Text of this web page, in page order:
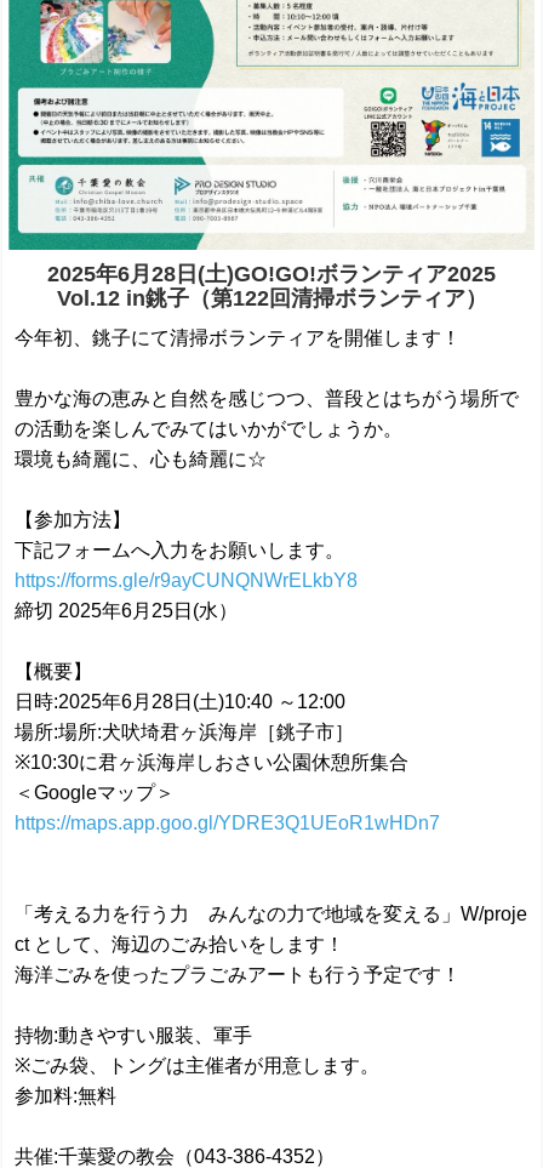
2025年6月28日(土)GO!GO!ボランティア2025
Vol.12 in銚子（第122回清掃ボランティア）
今年初、銚子にて清掃ボランティアを開催します！
豊かな海の恵みと自然を感じつつ、普段とはちがう場所で
の活動を楽しんでみてはいかがでしょうか。
環境も綺麗に、心も綺麗に☆
【参加方法】
下記フォームへ入力をお願いします。
https://forms.gle/r9ayCUNQNWrELkbY8
締切 2025年6月25日(水）
【概要】
日時:2025年6月28日(土)10:40 ～12:00
場所:場所:犬吠埼君ヶ浜海岸［銚子市］
※10:30に君ヶ浜海岸しおさい公園休憩所集合
＜Googleマップ＞
https://maps.app.goo.gl/YDRE3Q1UEoR1wHDn7
「考える力を行う力 みんなの力で地域を変える」W/proje
ct として、海辺のごみ拾いをします！
海洋ごみを使ったプラごみアートも行う予定です！
持物:動きやすい服装、軍手
※ごみ袋、トングは主催者が用意します。
参加料:無料
共催:千葉愛の教会（043-386-4352）